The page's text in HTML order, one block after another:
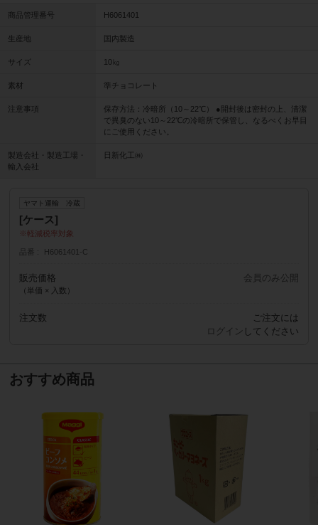
商品管理番号 H6061401
生産地 国内製造
サイズ 10㎏
素材 準チョコレート
注意事項
保存方法：冷暗所（10～22℃） ●開封後は密封の上、清潔
で異臭のない10～22℃の冷暗所で保管し、なるべくお早目
にご使用ください。
製造会社・製造工場・
輸入会社
日新化工㈱
ヤマト運輸 冷蔵
[ケース]
軽減税率対象
品番 H6061401-C
販売価格
（単価 × 入数）
会員のみ公開
注文数
ご注文には
ログイン してください
おすすめ商品